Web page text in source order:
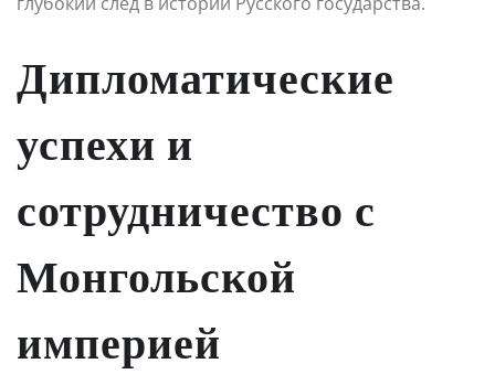
Дипломатические
успехи и
сотрудничество с
Монгольской
империей